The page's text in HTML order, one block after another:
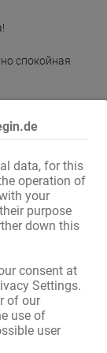
data, for this
operation of
your
purpose
down this
consent at
Settings.
of our
use of
user
спокойная
гостей.